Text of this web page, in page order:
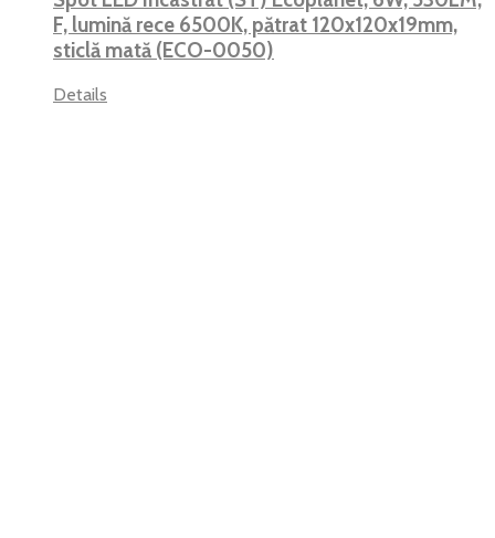
F, lumină rece 6500K, pătrat 120x120x19mm,
sticlă mată (ECO-0050)
Details